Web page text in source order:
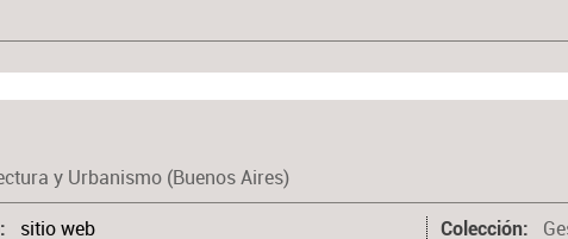
y Urbanismo (Buenos Aires)
sitio web Colección